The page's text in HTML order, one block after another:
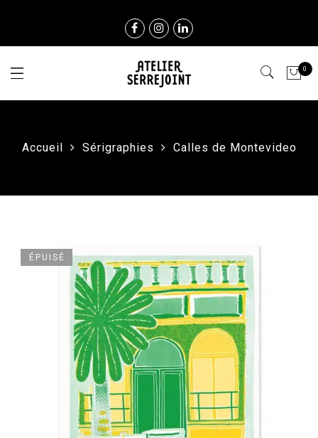
0
Accueil Sérigraphies Calles de Montevideo
ÉPUISÉ